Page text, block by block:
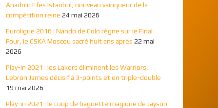
Anadolu Efes Istanbul, nouveau vainqueur de la
compétition reine 24 mai 2026
Euroligue 2016 : Nando de Colo règne sur le Final
Four, le CSKA Moscou sacré huit ans après 22 mai
2026
Play-in 2021 : les Lakers éliminent les Warriors,
Lebron James décisif à 3-points et en triple-double
19 mai 2026
Play-in 2021 : le coup de baguette magique de Jayson